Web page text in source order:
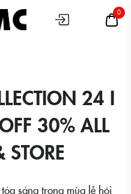
0
24 I
30% ALL
STORE
sáng trong mùa lễ hội